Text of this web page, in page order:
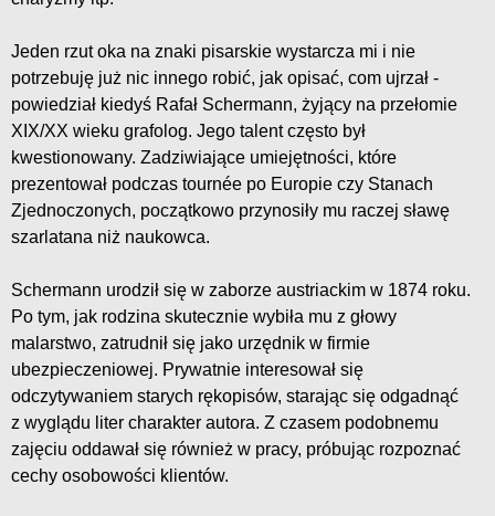
Jeden rzut oka na znaki pisarskie wystarcza mi i nie
potrzebuję już nic innego robić, jak opisać, com ujrzał -
powiedział kiedyś Rafał Schermann, żyjący na przełomie
XIX/XX wieku grafolog. Jego talent często był
kwestionowany. Zadziwiające umiejętności, które
prezentował podczas tournée po Europie czy Stanach
Zjednoczonych, początkowo przynosiły mu raczej sławę
szarlatana niż naukowca.
Schermann urodził się w zaborze austriackim w 1874 roku.
Po tym, jak rodzina skutecznie wybiła mu z głowy
malarstwo, zatrudnił się jako urzędnik w firmie
ubezpieczeniowej. Prywatnie interesował się
odczytywaniem starych rękopisów, starając się odgadnąć
z wyglądu liter charakter autora. Z czasem podobnemu
zajęciu oddawał się również w pracy, próbując rozpoznać
cechy osobowości klientów.